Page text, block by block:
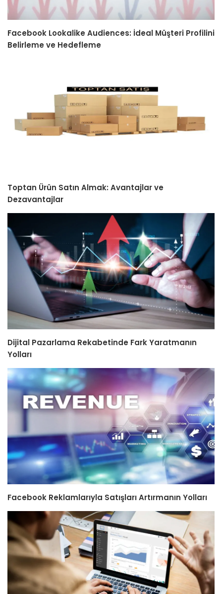
Facebook Lookalike Audiences: İdeal Müşteri Profilini
Belirleme ve Hedefleme
Toptan Ürün Satın Almak: Avantajlar ve
Dezavantajlar
Dijital Pazarlama Rekabetinde Fark Yaratmanın
Yolları
Facebook Reklamlarıyla Satışları Artırmanın Yolları